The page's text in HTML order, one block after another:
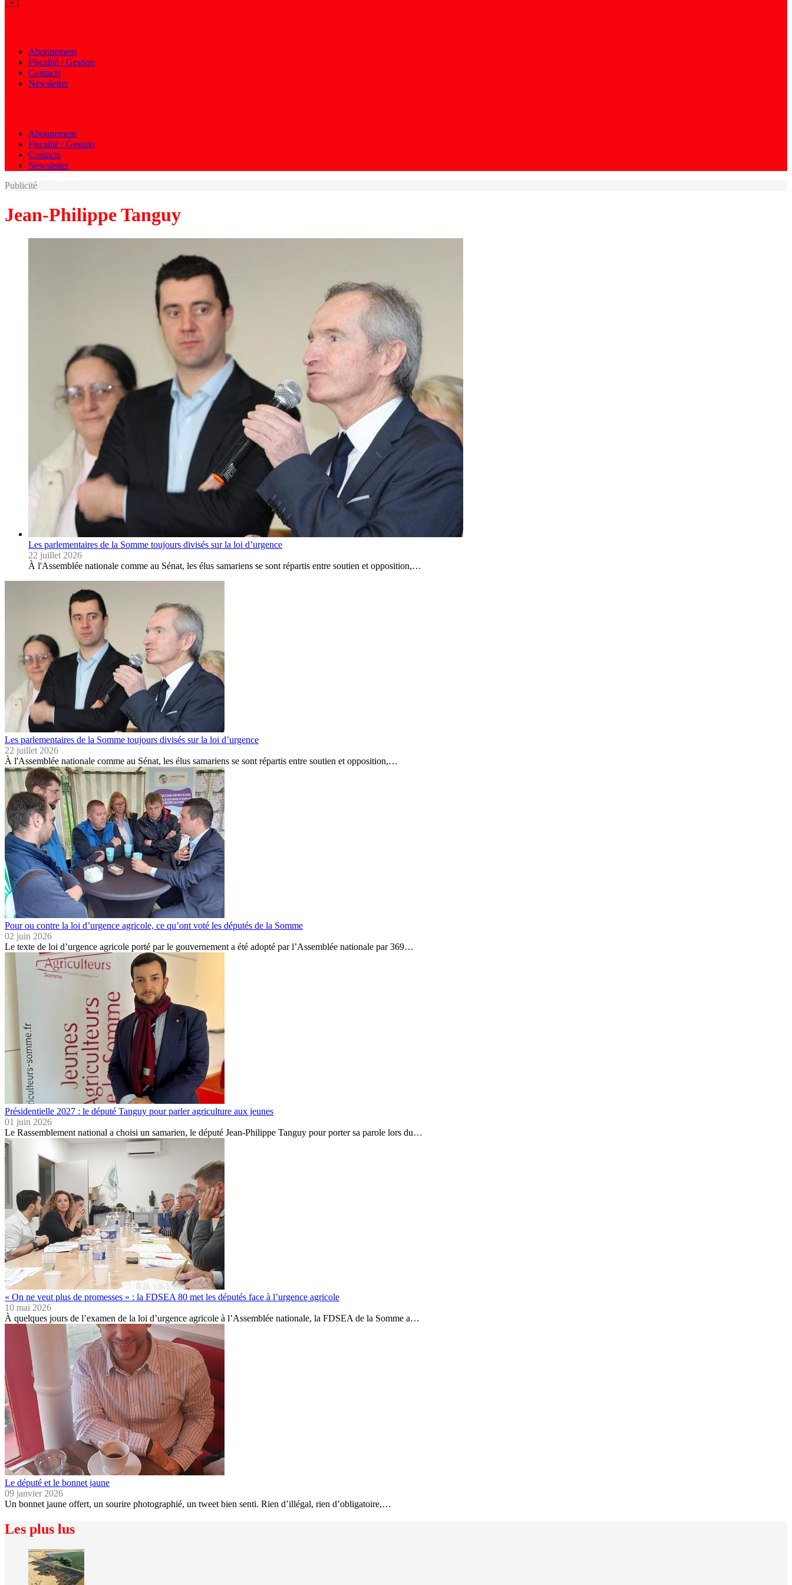
Abonnement
Fiscalité / Gestion
Contacts
Newsletter
Abonnement
Fiscalité / Gestion
Contacts
Newsletter
Publicité
Jean-Philippe Tanguy
Les parlementaires de la Somme toujours divisés sur la loi d’urgence
22 juillet 2026
À l'Assemblée nationale comme au Sénat, les élus samariens se sont répartis entre soutien et opposition,…
Les parlementaires de la Somme toujours divisés sur la loi d’urgence
22 juillet 2026
À l'Assemblée nationale comme au Sénat, les élus samariens se sont répartis entre soutien et opposition,…
Pour ou contre la loi d’urgence agricole, ce qu’ont voté les députés de la Somme
02 juin 2026
Le texte de loi d’urgence agricole porté par le gouvernement a été adopté par l’Assemblée nationale par 369…
Présidentielle 2027 : le député Tanguy pour parler agriculture aux jeunes
01 juin 2026
Le Rassemblement national a choisi un samarien, le député Jean-Philippe Tanguy pour porter sa parole lors du…
« On ne veut plus de promesses » : la FDSEA 80 met les députés face à l’urgence agricole
10 mai 2026
À quelques jours de l’examen de la loi d’urgence agricole à l’Assemblée nationale, la FDSEA de la Somme a…
Le député et le bonnet jaune
09 janvier 2026
Un bonnet jaune offert, un sourire photographié, un tweet bien senti. Rien d’illégal, rien d’obligatoire,…
Les plus lus